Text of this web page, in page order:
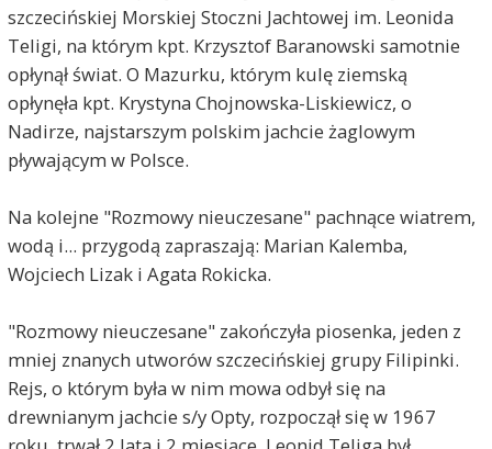
szczecińskiej Morskiej Stoczni Jachtowej im. Leonida
Teligi, na którym kpt. Krzysztof Baranowski samotnie
opłynął świat. O Mazurku, którym kulę ziemską
opłynęła kpt. Krystyna Chojnowska-Liskiewicz, o
Nadirze, najstarszym polskim jachcie żaglowym
pływającym w Polsce.
Na kolejne "Rozmowy nieuczesane" pachnące wiatrem,
wodą i... przygodą zapraszają: Marian Kalemba,
Wojciech Lizak i Agata Rokicka.
"Rozmowy nieuczesane" zakończyła piosenka, jeden z
mniej znanych utworów szczecińskiej grupy Filipinki.
Rejs, o którym była w nim mowa odbył się na
drewnianym jachcie s/y Opty, rozpoczął się w 1967